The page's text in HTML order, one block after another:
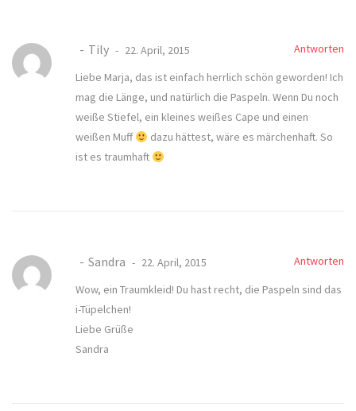
Tily 22. April, 2015
Antworten
Liebe Marja, das ist einfach herrlich schön geworden! Ich
mag die Länge, und natürlich die Paspeln. Wenn Du noch
weiße Stiefel, ein kleines weißes Cape und einen
weißen Muff
dazu hättest, wäre es märchenhaft. So
ist es traumhaft
Sandra 22. April, 2015
Antworten
Wow, ein Traumkleid! Du hast recht, die Paspeln sind das
i-Tüpelchen!
Liebe Grüße
Sandra